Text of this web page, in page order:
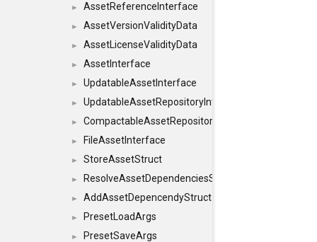
► AssetReferenceInterface
► AssetVersionValidityData
► AssetLicenseValidityData
► AssetInterface
► UpdatableAssetInterface
► UpdatableAssetRepositoryInterface
► CompactableAssetRepositoryInterface
► FileAssetInterface
► StoreAssetStruct
► ResolveAssetDependenciesStruct
► AddAssetDepencendyStruct
► PresetLoadArgs
► PresetSaveArgs